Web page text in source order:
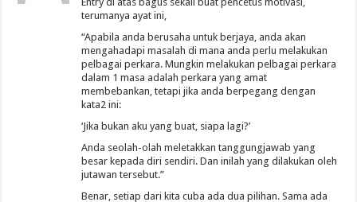
terumanya ayat ini,
“Apabila anda berusaha untuk berjaya, anda akan
mengahadapi masalah di mana anda perlu melakukan
pelbagai perkara. Mungkin melakukan pelbagai perkara
dalam 1 masa adalah perkara yang amat
membebankan, tetapi jika anda berpegang dengan
kata2 ini:
‘Jika bukan aku yang buat, siapa lagi?’
Anda seolah-olah meletakkan tanggungjawab yang
besar kepada diri sendiri. Dan inilah yang dilakukan oleh
jutawan tersebut.”
Benar, setiap dari kita cuba ada dua pilihan. Sama ada